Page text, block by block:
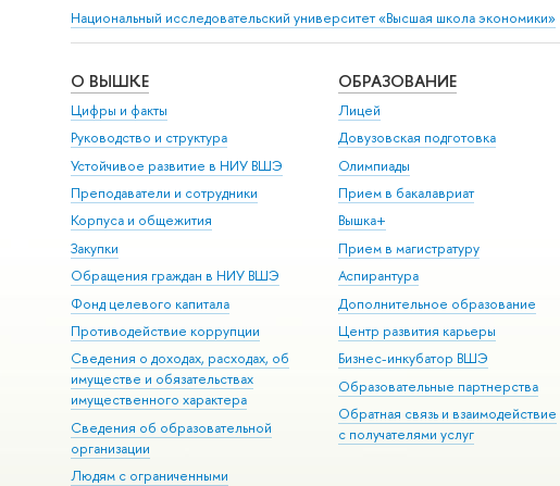
Национальный исследовательский университет «Высшая школа экономики»
О ВЫШКЕ
Цифры и факты
Руководство и структура
Устойчивое развитие в НИУ ВШЭ
Преподаватели и сотрудники
Корпуса и общежития
Закупки
Обращения граждан в НИУ ВШЭ
Фонд целевого капитала
Противодействие коррупции
Сведения о доходах, расходах, об
имуществе и обязательствах
имущественного характера
Сведения об образовательной
организации
Людям с ограниченными
ОБРАЗОВАНИЕ
Лицей
Довузовская подготовка
Олимпиады
Прием в бакалавриат
Вышка+
Прием в магистратуру
Аспирантура
Дополнительное образование
Центр развития карьеры
Бизнес-инкубатор ВШЭ
Образовательные партнерства
Обратная связь и взаимодействие
с получателями услуг